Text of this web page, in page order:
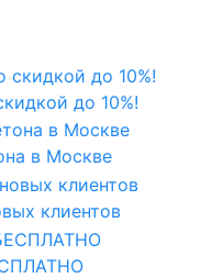
до 10%!
в Москве
клиентов